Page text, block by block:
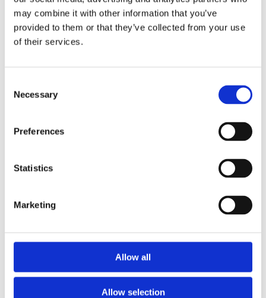
may combine it with other information that you’ve
provided to them or that they’ve collected from your use
of their services.
Selection
Necessary
Preferences
Statistics
Marketing
Allow all
Allow selection
Агрегати рульового управління (73)
Рульова рейка з ЕПК (14)